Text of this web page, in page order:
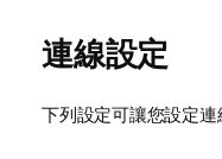
連線設定
下列設定可讓您設定連